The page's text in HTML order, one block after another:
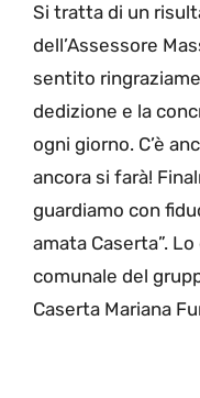
Si tratta di un
dell’Assessore
sentito
dedizione e la
ogni giorno. C’è
ancora si farà!
guardiamo con
amata Caserta”.
comunale del
Caserta Mariana